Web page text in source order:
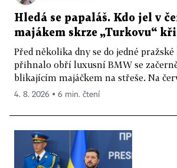
Hledá se papaláš. Kdo jel v
majákem skrze „Turkovu“
Před několika dny se do jedné
přihnalo obří luxusní BMW se
blikajícím majáčkem na střeše. Na
4. 8. 2026 ▪ 6 min. čtení